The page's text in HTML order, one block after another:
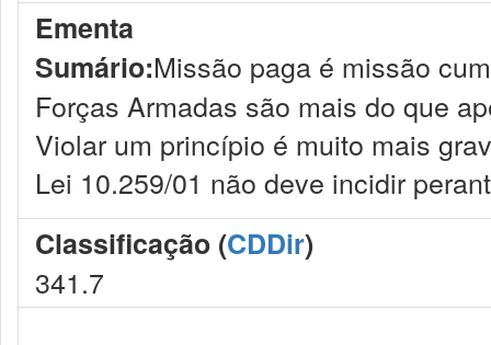
Ementa
Sumário:Missão paga é missão
Forças Armadas são mais do que
Violar um princípio é muito mais
Lei 10.259/01 não deve incidir
Classificação (CDDir)
341.7